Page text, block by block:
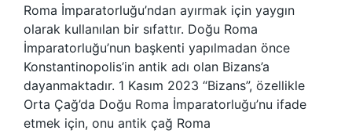
Roma İmparatorluğu’ndan ayırmak için yaygın
olarak kullanılan bir sıfattır. Doğu Roma
İmparatorluğu’nun başkenti yapılmadan önce
Konstantinopolis’in antik adı olan Bizans’a
dayanmaktadır. 1 Kasım 2023 “Bizans”, özellikle
Orta Çağ’da Doğu Roma İmparatorluğu’nu ifade
etmek için, onu antik çağ Roma